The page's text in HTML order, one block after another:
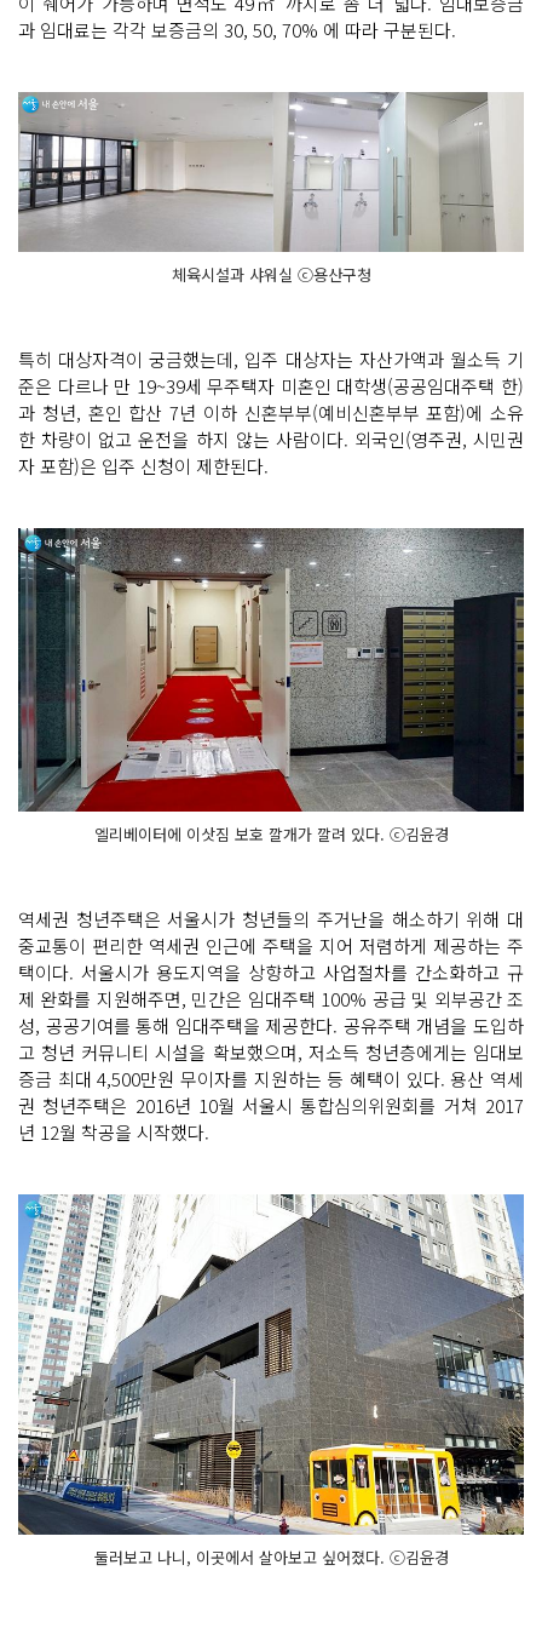
과 임대료는 각각 보증금의 30, 50, 70% 에 따라 구분된다.
체육시설과 샤워실 ⓒ용산구청
특히 대상자격이 궁금했는데, 입주 대상자는 자산가액과 월소득 기
준은 다르나 만 19~39세 무주택자 미혼인 대학생(공공임대주택 한)
과 청년, 혼인 합산 7년 이하 신혼부부(예비신혼부부 포함)에 소유
한 차량이 없고 운전을 하지 않는 사람이다. 외국인(영주권, 시민권
자 포함)은 입주 신청이 제한된다.
엘리베이터에 이삿짐 보호 깔개가 깔려 있다. ⓒ김윤경
역세권 청년주택은 서울시가 청년들의 주거난을 해소하기 위해 대
중교통이 편리한 역세권 인근에 주택을 지어 저렴하게 제공하는 주
택이다. 서울시가 용도지역을 상향하고 사업절차를 간소화하고 규
제 완화를 지원해주면, 민간은 임대주택 100% 공급 및 외부공간 조
성, 공공기여를 통해 임대주택을 제공한다. 공유주택 개념을 도입하
고 청년 커뮤니티 시설을 확보했으며, 저소득 청년층에게는 임대보
증금 최대 4,500만원 무이자를 지원하는 등 혜택이 있다. 용산 역세
권 청년주택은 2016년 10월 서울시 통합심의위원회를 거쳐 2017
년 12월 착공을 시작했다.
둘러보고 나니, 이곳에서 살아보고 싶어졌다. ⓒ김윤경